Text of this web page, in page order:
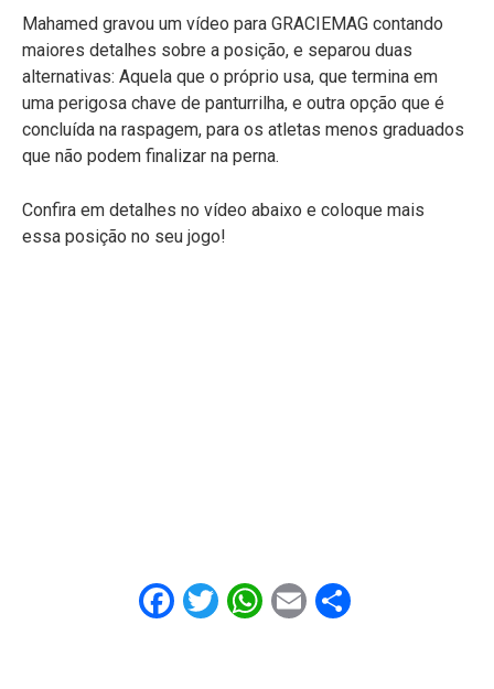
Mahamed gravou um vídeo para GRACIEMAG contando
maiores detalhes sobre a posição, e separou duas
alternativas: Aquela que o próprio usa, que termina em
uma perigosa chave de panturrilha, e outra opção que é
concluída na raspagem, para os atletas menos graduados
que não podem finalizar na perna.
Confira em detalhes no vídeo abaixo e coloque mais
essa posição no seu jogo!
Facebook
Twitter
WhatsApp
EmailShare